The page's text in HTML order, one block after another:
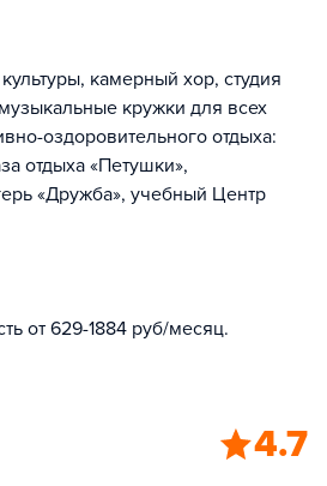
камерный хор, студия
кружки для всех
оздоровительного отдыха:
отдыха «Петушки»,
«Дружба», учебный Центр
от 629-1884 руб/месяц.
4.7